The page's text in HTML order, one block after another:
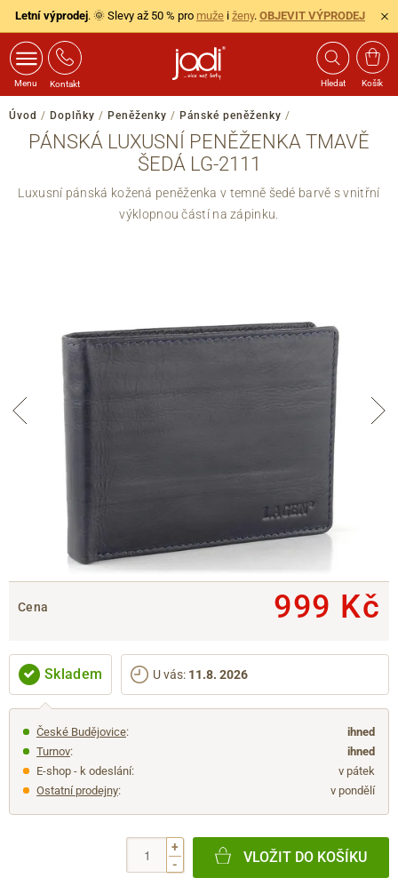
Letní výprodej. 🌞 Slevy až 50 % pro muže i ženy. OBJEVIT VÝPRODEJ
Menu Kontakt Hledat Košík
Úvod / Doplňky / Peněženky / Pánské peněženky /
PÁNSKÁ LUXUSNÍ PENĚŽENKA TMAVĚ
ŠEDÁ LG-2111
Luxusní pánská kožená peněženka v temně šedé barvě s vnitřní
výklopnou částí na zápinku.
Cena 999 Kč
Skladem U vás: 11.8. 2026
České Budějovice:
ihned
Turnov:
ihned
E-shop - k odeslání:
v pátek
Ostatní prodejny: v pondělí
+
-
VLOŽIT DO KOŠÍKU